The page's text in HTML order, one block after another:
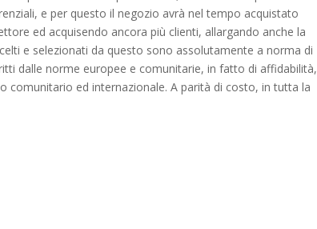
e per questo il negozio avrà nel tempo acquistato
ed acquisendo ancora più clienti, allargando anche la
e selezionati da questo sono assolutamente a norma di
dalle norme europee e comunitarie, in fatto di affidabilità,
comunitario ed internazionale. A parità di costo, in tutta la